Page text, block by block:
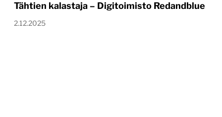
Tähtien kalastaja – Digitoimisto Redandblue
2.12.2025